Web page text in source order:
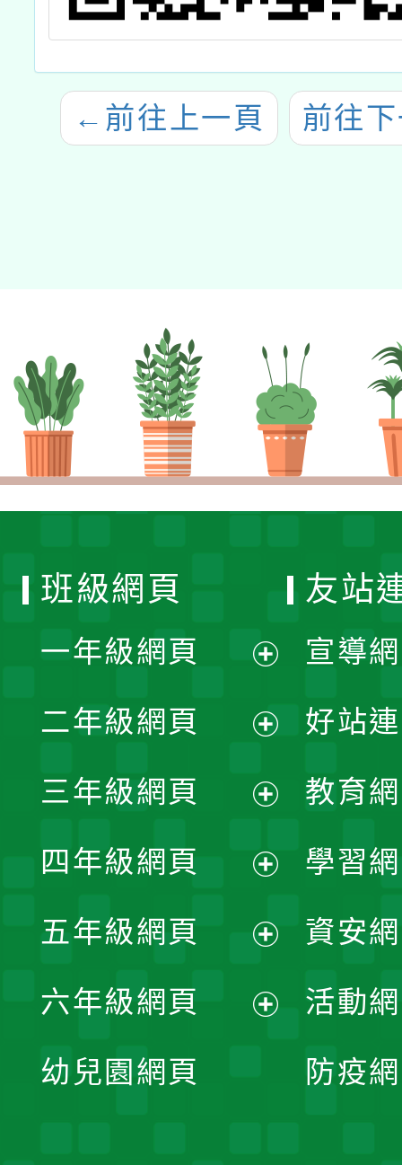
← 前往上一頁 前往
班級網頁
一年級網頁
開
選
單
二年級網頁
開
選
單
三年級網頁
開
選
單
四年級網頁
開
選
五年級網頁
開
六年級網頁
幼兒園網頁
友站
宣導
好站
教育
學習
資安
活動
防疫